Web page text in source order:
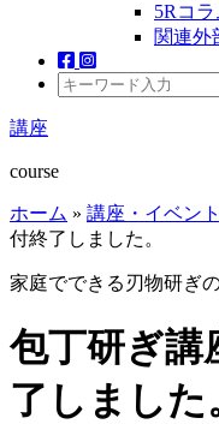
5Rコラ
関連外
講座
course
ホーム » 講座・イベント
付終了しました。
家庭でできる刃物研ぎ
包丁研ぎ講
了しました